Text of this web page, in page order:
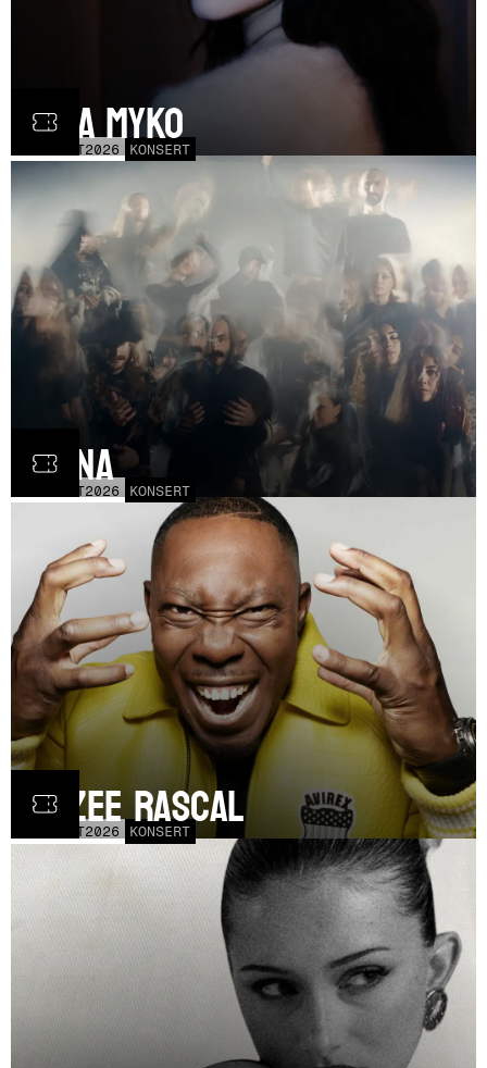
OCT2026 KONSERT
Olga Myko
OCT2026 KONSERT
Fauna
OCT2026 KONSERT
Dizzee Rascal